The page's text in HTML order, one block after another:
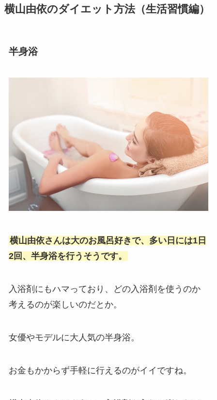
横山由依のダイエット方法（生活習慣編）
半身浴
横山由依さんは大のお風呂好きで、多い日には1日
2回、半身浴を行うそうです。
入浴剤にもハマっており、どの入浴剤を使うのか
考えるのが楽しいのだとか。
女優やモデルに大人気の半身浴。
お金もかからず手軽に行えるのがイイですね。